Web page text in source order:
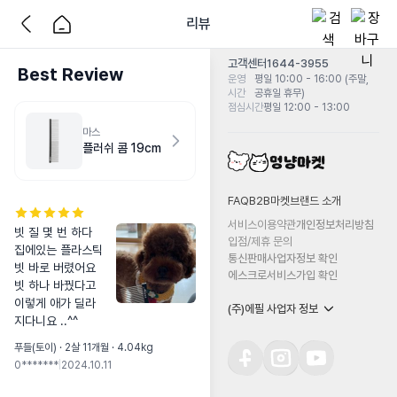
리뷰
Best Review
마스
플러쉬 콤 19cm
빗 질 몇 번 하다
집에있는 플라스틱
빗 바로 버렸어요
빗 하나 바꿨다고
이렇게 애가 딜라
지다니요 ..^^
푸들(토이) · 2살 11개월 · 4.04kg
0******* 2024.10.11
고객센터1644-3955
운영
시간
평일 10:00 - 16:00 (주말,
공휴일 휴무)
점심시간평일 12:00 - 13:00
FAQB2B마켓 브랜드 소개
서비스이용약관개인정보처리방침
입점/제휴 문의
통신판매사업자정보 확인
에스크로서비스가입 확인
(주)에필 사업자 정보